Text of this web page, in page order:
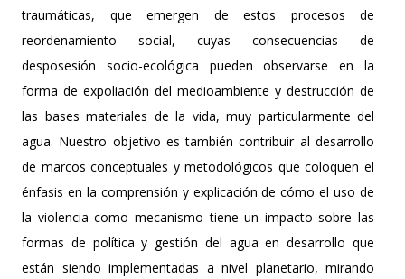
traumáticas, que emergen de estos procesos de
reordenamiento social, cuyas consecuencias de
desposesión socio-ecológica pueden observarse en la
forma de expoliación del medioambiente y destrucción de
las bases materiales de la vida, muy particularmente del
agua. Nuestro objetivo es también contribuir al desarrollo
de marcos conceptuales y metodológicos que coloquen el
énfasis en la comprensión y explicación de cómo el uso de
la violencia como mecanismo tiene un impacto sobre las
formas de política y gestión del agua en desarrollo que
están siendo implementadas a nivel planetario, mirando